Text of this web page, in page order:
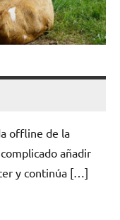
offline de la
añadir
y continúa […]